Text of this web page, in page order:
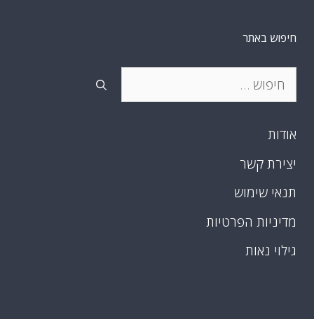
חיפוש באתר
חיפוש:
אודות
יצירת קשר
תנאי שימוש
מדיניות הפרטיות
גילוי נאות